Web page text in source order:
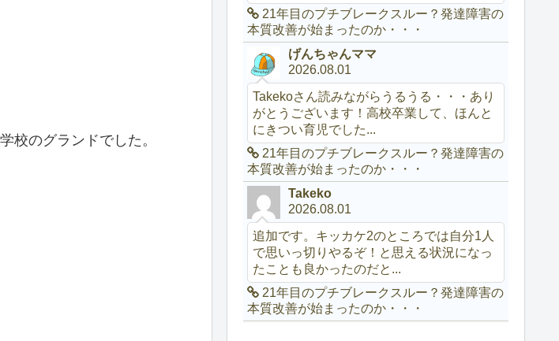
校のグランドでした。
21年目のプチブレークスルー？発達障害の
本質改善が始まったのか・・・
げんちゃんママ
2026.08.01
Takekoさん読みながらうるうる・・・あり
がとうございます！高校卒業して、ほんと
にきつい育児でした...
21年目のプチブレークスルー？発達障害の
本質改善が始まったのか・・・
Takeko
2026.08.01
追加です。キッカケ2のところでは自分1人
で思いっ切りやるぞ！と思える状況になっ
たことも良かったのだと...
21年目のプチブレークスルー？発達障害の
本質改善が始まったのか・・・